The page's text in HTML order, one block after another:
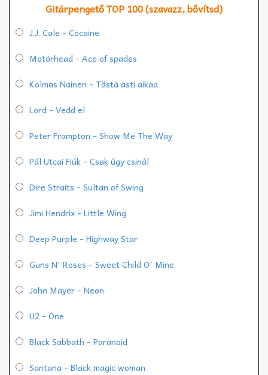
Gitárpengető TOP 100 (szavazz, bővítsd)
J.J. Cale - Cocaine
Motörhead - Ace of spades
Kolmas Nainen - Tästä asti aikaa
Lord - Vedd el
Peter Frampton - Show Me The Way
Pál Utcai Fiúk - Csak úgy csinál
Dire Straits - Sultan of Swing
Jimi Hendrix - Little Wing
Deep Purple - Highway Star
Guns N' Roses - Sweet Child O' Mine
John Mayer - Neon
U2 - One
Black Sabbath - Paranoid
Santana - Black magic woman